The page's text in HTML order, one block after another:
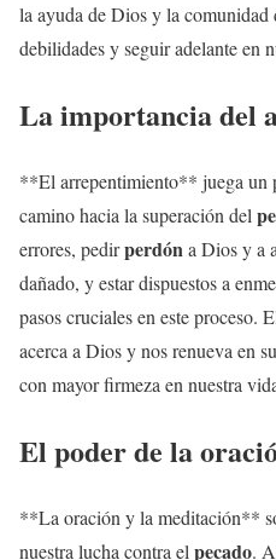
la ayuda de Dios y la comunidad
debilidades y seguir adelante en
La importancia del
**El arrepentimiento** juega un
camino hacia la superación del
errores, pedirperdóna Dios y a
dañado, y estar dispuestos a
pasos cruciales en este proceso.
acerca a Dios y nos renueva en
con mayor firmeza en nuestra
El poder de la
**La oración y la meditación**
nuestra lucha contra el pecado.